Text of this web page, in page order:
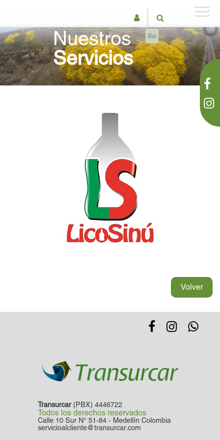
Nuestros
Servicios
Volver
Transurcar(PBX) 4446722
Todos los derechos reservados
Calle 10 Sur N° 51-84 - Medellín Colombia
servicioalcliente@transurcar.com